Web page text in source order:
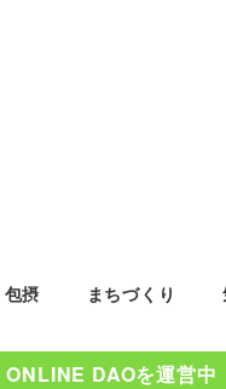
摂 まちづくり
DAOを運営中